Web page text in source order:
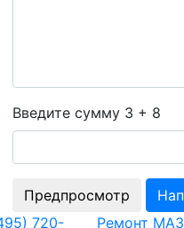
Введите сумму 3 + 8
720- Ремонт МАЗ